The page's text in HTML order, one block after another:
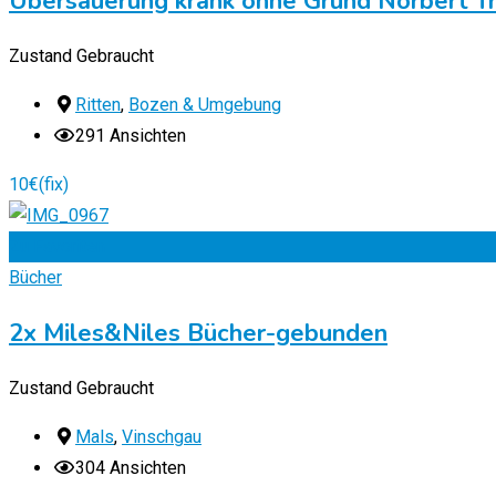
Zustand Gebraucht
Ritten, Bozen & Umgebung
291 Ansichten
10€(fix)
Bücher
2x Miles&Niles Bücher-gebunden
Zustand Gebraucht
Mals, Vinschgau
304 Ansichten